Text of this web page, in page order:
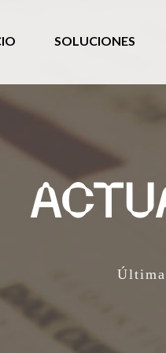
SOLUCIONES